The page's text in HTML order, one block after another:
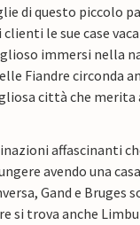
di questo piccolo
clienti le sue case
immersi nella
Fiandre circonda
città che merita
affascinanti
avendo una
Gand e Bruges
si trova anche